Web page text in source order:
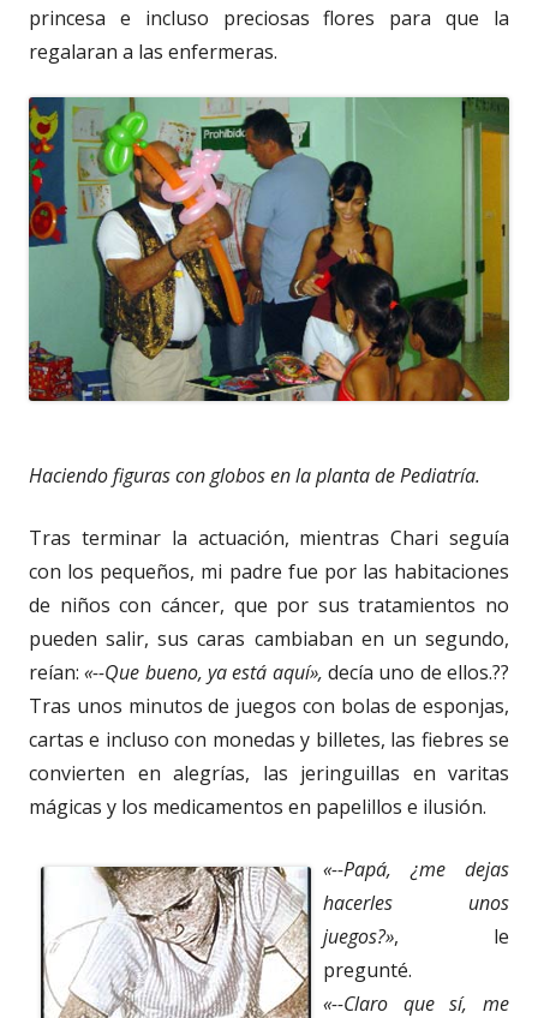
princesa e incluso preciosas flores para que la
regalaran a las enfermeras.
Haciendo figuras con globos en la planta de Pediatría.
Tras terminar la actuación, mientras Chari seguía
con los pequeños, mi padre fue por las habitaciones
de niños con cáncer, que por sus tratamientos no
pueden salir, sus caras cambiaban en un segundo,
reían: «--Que bueno, ya está aquí», decía uno de ellos.??
Tras unos minutos de juegos con bolas de esponjas,
cartas e incluso con monedas y billetes, las fiebres se
convierten en alegrías, las jeringuillas en varitas
mágicas y los medicamentos en papelillos e ilusión.
«--Papá, ¿me dejas
hacerles unos
juegos?», le
pregunté.
«--Claro que sí, me